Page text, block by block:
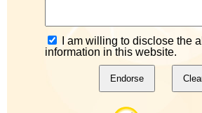
I am willing to disclose the
information in this website.